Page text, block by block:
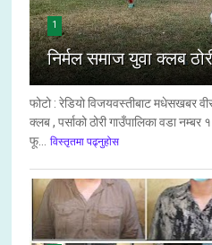
1
निर्मल समाज युवा क्लब
फोटो : रेडियो विजयवस्तीबाट मधेसखबर
क्लब , पर्साको ठोरी गाउँपालिका वडा
फू...
विस्तृतमा पढ्नुहोस